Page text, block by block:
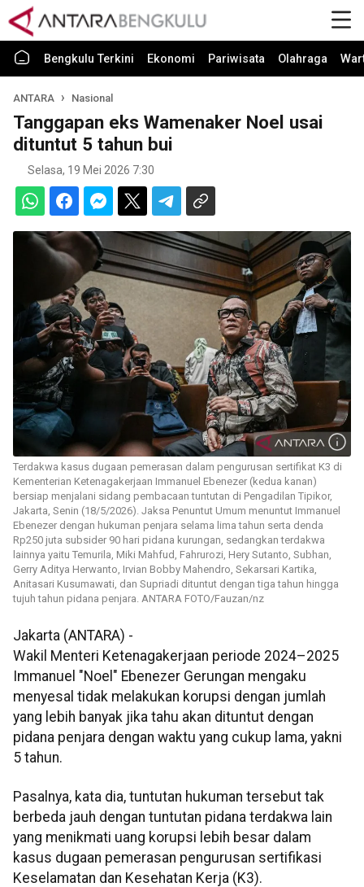
Bengkulu Terkini Ekonomi Pariwisata Olahraga
ANTARA Nasional
Tanggapan eks Wamenaker Noel usai
dituntut 5 tahun bui
Selasa, 19 Mei 2026 7:30
Terdakwa kasus dugaan pemerasan dalam pengurusan sertifikat K3 di
Kementerian Ketenagakerjaan Immanuel Ebenezer (kedua kanan)
bersiap menjalani sidang pembacaan tuntutan di Pengadilan Tipikor,
Jakarta, Senin (18/5/2026). Jaksa Penuntut Umum menuntut Immanuel
Ebenezer dengan hukuman penjara selama lima tahun serta denda
Rp250 juta subsider 90 hari pidana kurungan, sedangkan terdakwa
lainnya yaitu Temurila, Miki Mahfud, Fahrurozi, Hery Sutanto, Subhan,
Gerry Aditya Herwanto, Irvian Bobby Mahendro, Sekarsari Kartika,
Anitasari Kusumawati, dan Supriadi dituntut dengan tiga tahun hingga
tujuh tahun pidana penjara. ANTARA FOTO/Fauzan/nz
Jakarta (ANTARA) -
Wakil Menteri Ketenagakerjaan periode 2024–2025
Immanuel "Noel" Ebenezer Gerungan mengaku
menyesal tidak melakukan korupsi dengan jumlah
yang lebih banyak jika tahu akan dituntut dengan
pidana penjara dengan waktu yang cukup lama, yakni
5 tahun.
Pasalnya, kata dia, tuntutan hukuman tersebut tak
berbeda jauh dengan tuntutan pidana terdakwa lain
yang menikmati uang korupsi lebih besar dalam
kasus dugaan pemerasan pengurusan sertifikasi
Keselamatan dan Kesehatan Kerja (K3).